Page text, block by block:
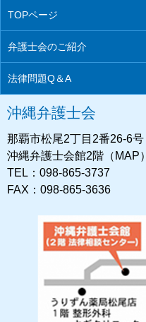
TOPページ
弁護士会のご紹介
法律問題Q＆A
沖縄弁護士会
那覇市松尾2丁目2番26-6号
沖縄弁護士会館2階（MAP）
TEL：098-865-3737
FAX：098-865-3636